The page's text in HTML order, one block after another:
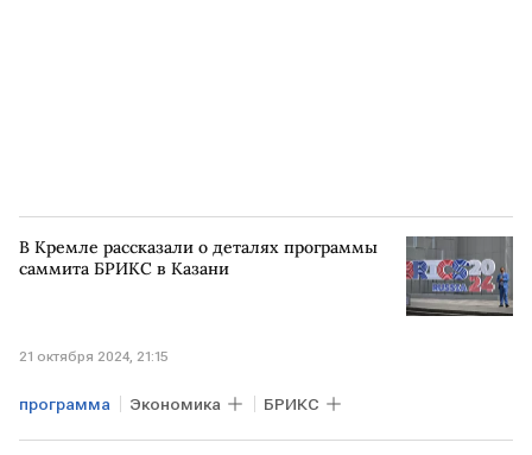
В Кремле рассказали о деталях программы
саммита БРИКС в Казани
21 октября 2024, 21:15
программа Экономика БРИКС